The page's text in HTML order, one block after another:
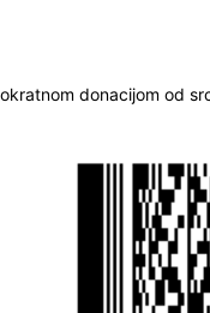
donacijom od